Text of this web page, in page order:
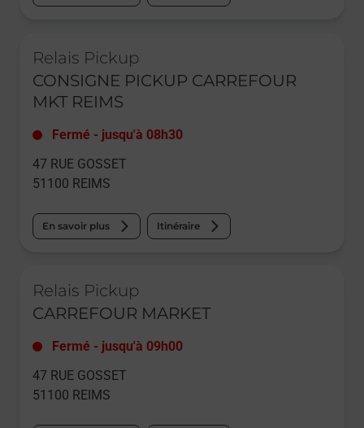
Relais Pickup
CONSIGNE PICKUP CARREFOUR
MKT REIMS
Fermé - jusqu'à 08h30
47 RUE GOSSET
51100 REIMS
En savoir plus Itinéraire
Relais Pickup
CARREFOUR MARKET
Fermé - jusqu'à 09h00
47 RUE GOSSET
51100 REIMS